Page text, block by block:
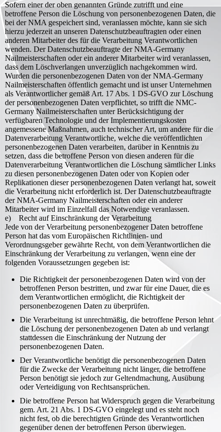
Sofern einer der oben genannten Gründe zutrifft und eine
betroffene Person die Löschung von personenbezogenen Daten, die
bei der NMA gespeichert sind, veranlassen möchte, kann sie sich
hierzu jederzeit an unseren Datenschutzbeauftragten oder einen
anderen Mitarbeiter des für die Verarbeitung Verantwortlichen
wenden. Der Datenschutzbeauftragte der NMA-Germany
Nailmeisterschaften oder ein anderer Mitarbeiter wird veranlassen,
dass dem Löschverlangen unverzüglich nachgekommen wird.
Wurden die personenbezogenen Daten von der NMA-Germany
Nailmeisterschaften öffentlich gemacht und ist unser Unternehmen
als Verantwortlicher gemäß Art. 17 Abs. 1 DS-GVO zur Löschung
der personenbezogenen Daten verpflichtet, so trifft die NMC-
Germany Nailmeisterschaften unter Berücksichtigung der
verfügbaren Technologie und der Implementierungskosten
angemessene Maßnahmen, auch technischer Art, um andere für die
Datenverarbeitung Verantwortliche, welche die veröffentlichten
personenbezogenen Daten verarbeiten, darüber in Kenntnis zu
setzen, dass die betroffene Person von diesen anderen für die
Datenverarbeitung Verantwortlichen die Löschung sämtlicher Links
zu diesen personenbezogenen Daten oder von Kopien oder
Replikationen dieser personenbezogenen Daten verlangt hat, soweit
die Verarbeitung nicht erforderlich ist. Der Datenschutzbeauftragte
der NMA-Germany Nailmeisterschaften oder ein anderer
Mitarbeiter wird im Einzelfall das Notwendige veranlassen.
e) Recht auf Einschränkung der Verarbeitung
Jede von der Verarbeitung personenbezogener Daten betroffene
Person hat das vom Europäischen Richtlinien- und
Verordnungsgeber gewährte Recht, von dem Verantwortlichen die
Einschränkung der Verarbeitung zu verlangen, wenn eine der
folgenden Voraussetzungen gegeben ist:
Die Richtigkeit der personenbezogenen Daten wird von der
betroffenen Person bestritten, und zwar für eine Dauer, die es
dem Verantwortlichen ermöglicht, die Richtigkeit der
personenbezogenen Daten zu überprüfen.
Die Verarbeitung ist unrechtmäßig, die betroffene Person lehnt
die Löschung der personenbezogenen Daten ab und verlangt
stattdessen die Einschränkung der Nutzung der
personenbezogenen Daten.
Der Verantwortliche benötigt die personenbezogenen Daten
für die Zwecke der Verarbeitung nicht länger, die betroffene
Person benötigt sie jedoch zur Geltendmachung, Ausübung
oder Verteidigung von Rechtsansprüchen.
Die betroffene Person hat Widerspruch gegen die Verarbeitung
gem. Art. 21 Abs. 1 DS-GVO eingelegt und es steht noch
nicht fest, ob die berechtigten Gründe des Verantwortlichen
gegenüber denen der betroffenen Person überwiegen.